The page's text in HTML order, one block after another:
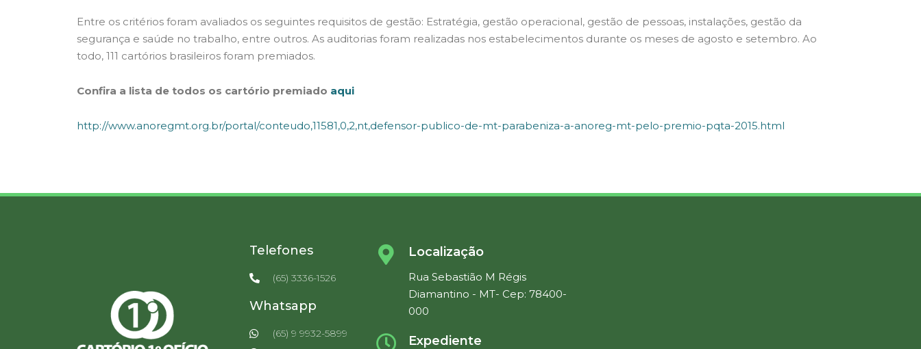
Entre os critérios foram avaliados os seguintes requisitos de gestão: Estratégia, gestão operacional, gestão de pessoas, instalações, gestão da
segurança e saúde no trabalho, entre outros. As auditorias foram realizadas nos estabelecimentos durante os meses de agosto e setembro. Ao
todo, 111 cartórios brasileiros foram premiados.
Confira a lista de todos os cartório premiado aqui
http://www.anoregmt.org.br/portal/conteudo,11581,0,2,nt,defensor-publico-de-mt-parabeniza-a-anoreg-mt-pelo-premio-pqta-2015.html
Telefones
(65) 3336-1526
Whatsapp
(65) 9 9932-5899
Localização
Rua Sebastião M Régis
Diamantino - MT- Cep: 78400-
000
Expediente